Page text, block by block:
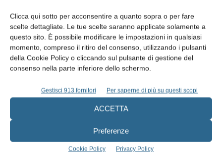
Clicca qui sotto per acconsentire a quanto sopra o per fare
scelte dettagliate. Le tue scelte saranno applicate solamente a
questo sito. È possibile modificare le impostazioni in qualsiasi
momento, compreso il ritiro del consenso, utilizzando i pulsanti
della Cookie Policy o cliccando sul pulsante di gestione del
consenso nella parte inferiore dello schermo.
Gestisci 913 fornitori Per saperne di più su questi scopi
ACCETTA
Preferenze
Cookie Policy Privacy Policy
all’eminenza e viceversa; cosicché, mentre un condilo si avanza,
l’altro si muove all’indietro, rivolgendo il corpo della mascella da
un lato all’altro, e così, masticando tra i denti il boccone separato
dalla massa più grossa per mezzo del movimento sopra
descritto. In questo caso il centro del moto passa esattamente nel
disco articolare, che indicò come “una cartilagine mobile comune
alla cavità e al condilo, che accompagna i movimenti di
quest’ultimo. La sua struttura è legamentoso-cartilaginea”.
Descrisse inoltre, seppur genericamente, i legamenti articolari.
In seguito a tale opera, molti autori fornirono contributi